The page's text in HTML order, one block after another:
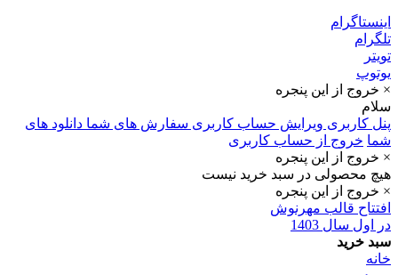
اینستاگرام
تلگرام
تویتر
یوتوپ
× خروج از این پنجره
سلام
پنل کاربری ویرایش حساب کاربری سفارش های شما دانلود های
شما خروج از حساب کاربری
× خروج از این پنجره
هیچ محصولی در سبد خرید نیست
× خروج از این پنجره
افتتاح قالب مهرنوش
در اول سال 1403
سبد خرید
خانه